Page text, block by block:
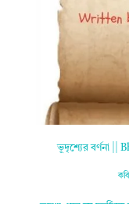
ভূদৃশ্যের বর্ণনা ||